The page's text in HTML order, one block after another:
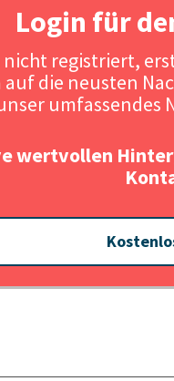
Login für
registriert,
die neusten
umfassendes
wertvollen